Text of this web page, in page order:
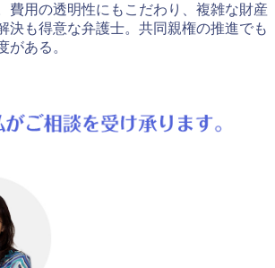
費用の透明性にもこだわり、複雑な財産
決も得意な弁護士。共同親権の推進でも
がある。